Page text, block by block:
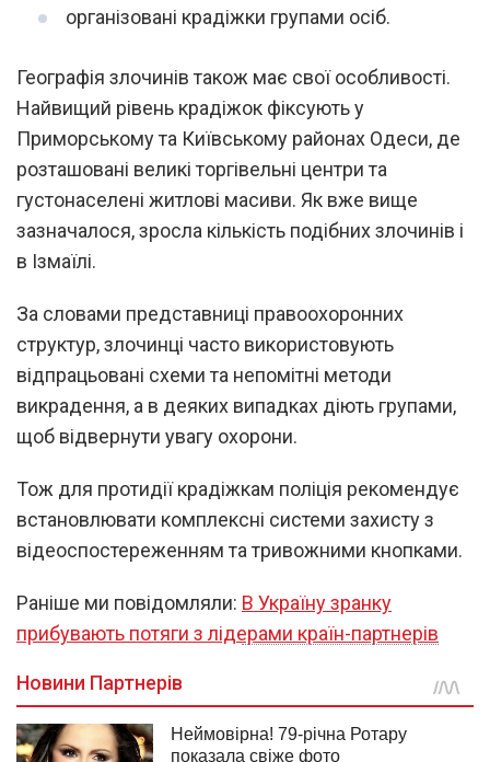
організовані крадіжки групами осіб.
Географія злочинів також має свої особливості.
Найвищий рівень крадіжок фіксують у
Приморському та Київському районах Одеси, де
розташовані великі торгівельні центри та
густонаселені житлові масиви. Як вже вище
зазначалося, зросла кількість подібних злочинів і
в Ізмаїлі.
За словами представниці правоохоронних
структур, злочинці часто використовують
відпрацьовані схеми та непомітні методи
викрадення, а в деяких випадках діють групами,
щоб відвернути увагу охорони.
Тож для протидії крадіжкам поліція рекомендує
встановлювати комплексні системи захисту з
відеоспостереженням та тривожними кнопками.
Раніше ми повідомляли: В Україну зранку
прибувають потяги з лідерами країн-партнерів